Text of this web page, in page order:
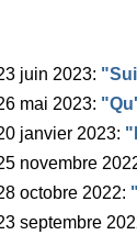
juin 2023:
mai 2023:
janvier 2023:
novembre
octobre 2022:
septembre